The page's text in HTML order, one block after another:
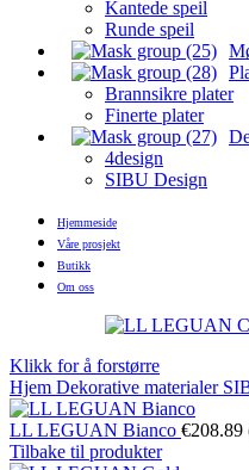
Kantede speil
Runde speil
Brannsikre plater
Finerte plater
4design
SIBU Design
Hjemmeside
Våre prosjekt
Butikk
Om oss
Klikk for å forstørre
Hjem Dekorative materialer
LL LEGUAN Bianco €208.89
Tilbake til produkter